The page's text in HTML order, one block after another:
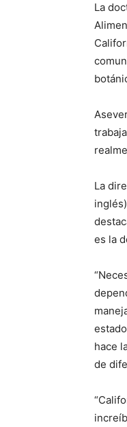
La
La
es la
hace
de